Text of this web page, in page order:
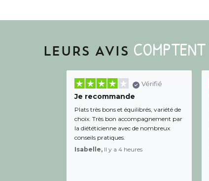
LEURS AVIS COMPTENT
Vérifié
Je recommande
Plats très bons et équilibrés, variété de
choix. Très bon accompagnement par
la diététicienne avec de nombreux
conseils pratiques.
Isabelle, Il y a 4 heures